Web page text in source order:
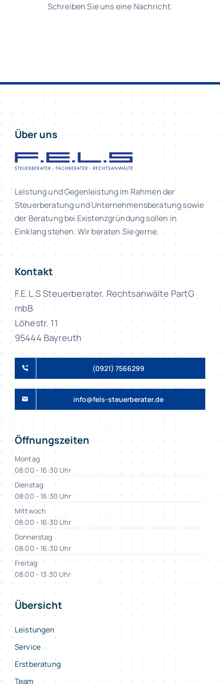
Schreiben Sie uns eine Nachricht.
Über uns
Leistung und Gegenleistung im Rahmen der
Steuerberatung und Unternehmensberatung sowie
der Beratung bei Existenzgründung sollen in
Einklang stehen. Wir beraten Sie gerne.
Kontakt
F.E.L.S Steuerberater, Rechtsanwälte PartG
mbB
Löhestr. 11
95444 Bayreuth
(0921) 7566299
info@fels-steuerberater.de
Öffnungszeiten
Montag
08:00 - 16:30 Uhr
Dienstag
08:00 - 16:30 Uhr
Mittwoch
08:00 - 16:30 Uhr
Donnerstag
08:00 - 16:30 Uhr
Freitag
08:00 - 13:30 Uhr
Übersicht
Leistungen
Service
Erstberatung
Team